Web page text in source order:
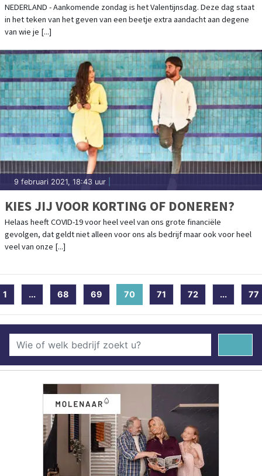
NEDERLAND - Aankomende zondag is het Valentijnsdag. Deze dag staat
in het teken van het geven van een beetje extra aandacht aan degene
van wie je [...]
9 februari 2021, 18:43 uur
KIES JIJ VOOR KORTING OF DONEREN?
Helaas heeft COVID-19 voor heel veel van ons grote financiële
gevolgen, dat geldt niet alleen voor ons als bedrijf maar ook voor heel
veel van onze [...]
1 ... 68 69 70 (current)
71 72 ... 77